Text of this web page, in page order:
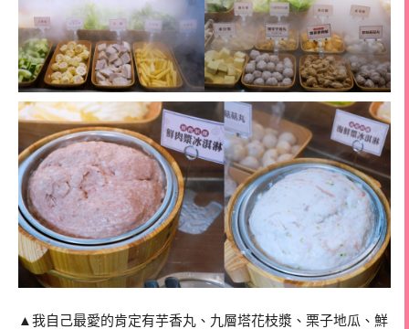
▲我自己最愛的肯定有芋香丸、九層塔花枝漿、栗子地瓜、鮮